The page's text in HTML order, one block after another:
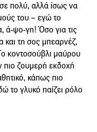
πολύ, αλλά ίσως να
του – εγώ το
ά-ψο-γη! Όσο για τις
και τη σος μπεαρνέζ,
κοντοσούβλι μαύρου
πιο ζουμερή εκδοχή
κάπως πιο
το γλυκό παίζει ρόλο